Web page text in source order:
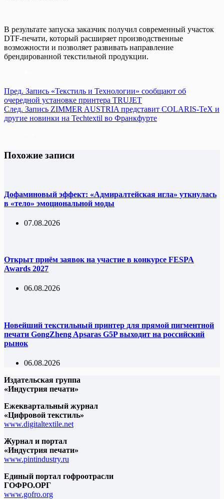
В результате запуска заказчик получил современный участок
DTF-печати, который расширяет производственные
возможности и позволяет развивать направление
брендированной текстильной продукции.
Пред. Запись «Текстиль и Технологии» сообщают об
очередной установке принтера TRUJET
След. Запись ZIMMER AUSTRIA представит COLARIS-TeX и
другие новинки на Techtextil во Франкфурте
Похожие записи
Дофаминовый эффект: «Адмиралтейская игла» уткнулась
в «тело» эмоциональной моды
07.08.2026
Открыт приём заявок на участие в конкурсе FESPA
Awards 2027
06.08.2026
Новейший текстильный принтер для прямой пигментной
печати GongZheng Apsaras G5P выходит на российский
рынок
06.08.2026
Издательская группа
«Индустрия печати»
Ежеквартальный журнал
«Цифровой текстиль»
www.digitaltextile.net
Журнал и портал
«Индустрия печати»
www.pintindustry.ru
Единый портал гофроотрасли
ГОФРО.ОРГ
www.gofro.org